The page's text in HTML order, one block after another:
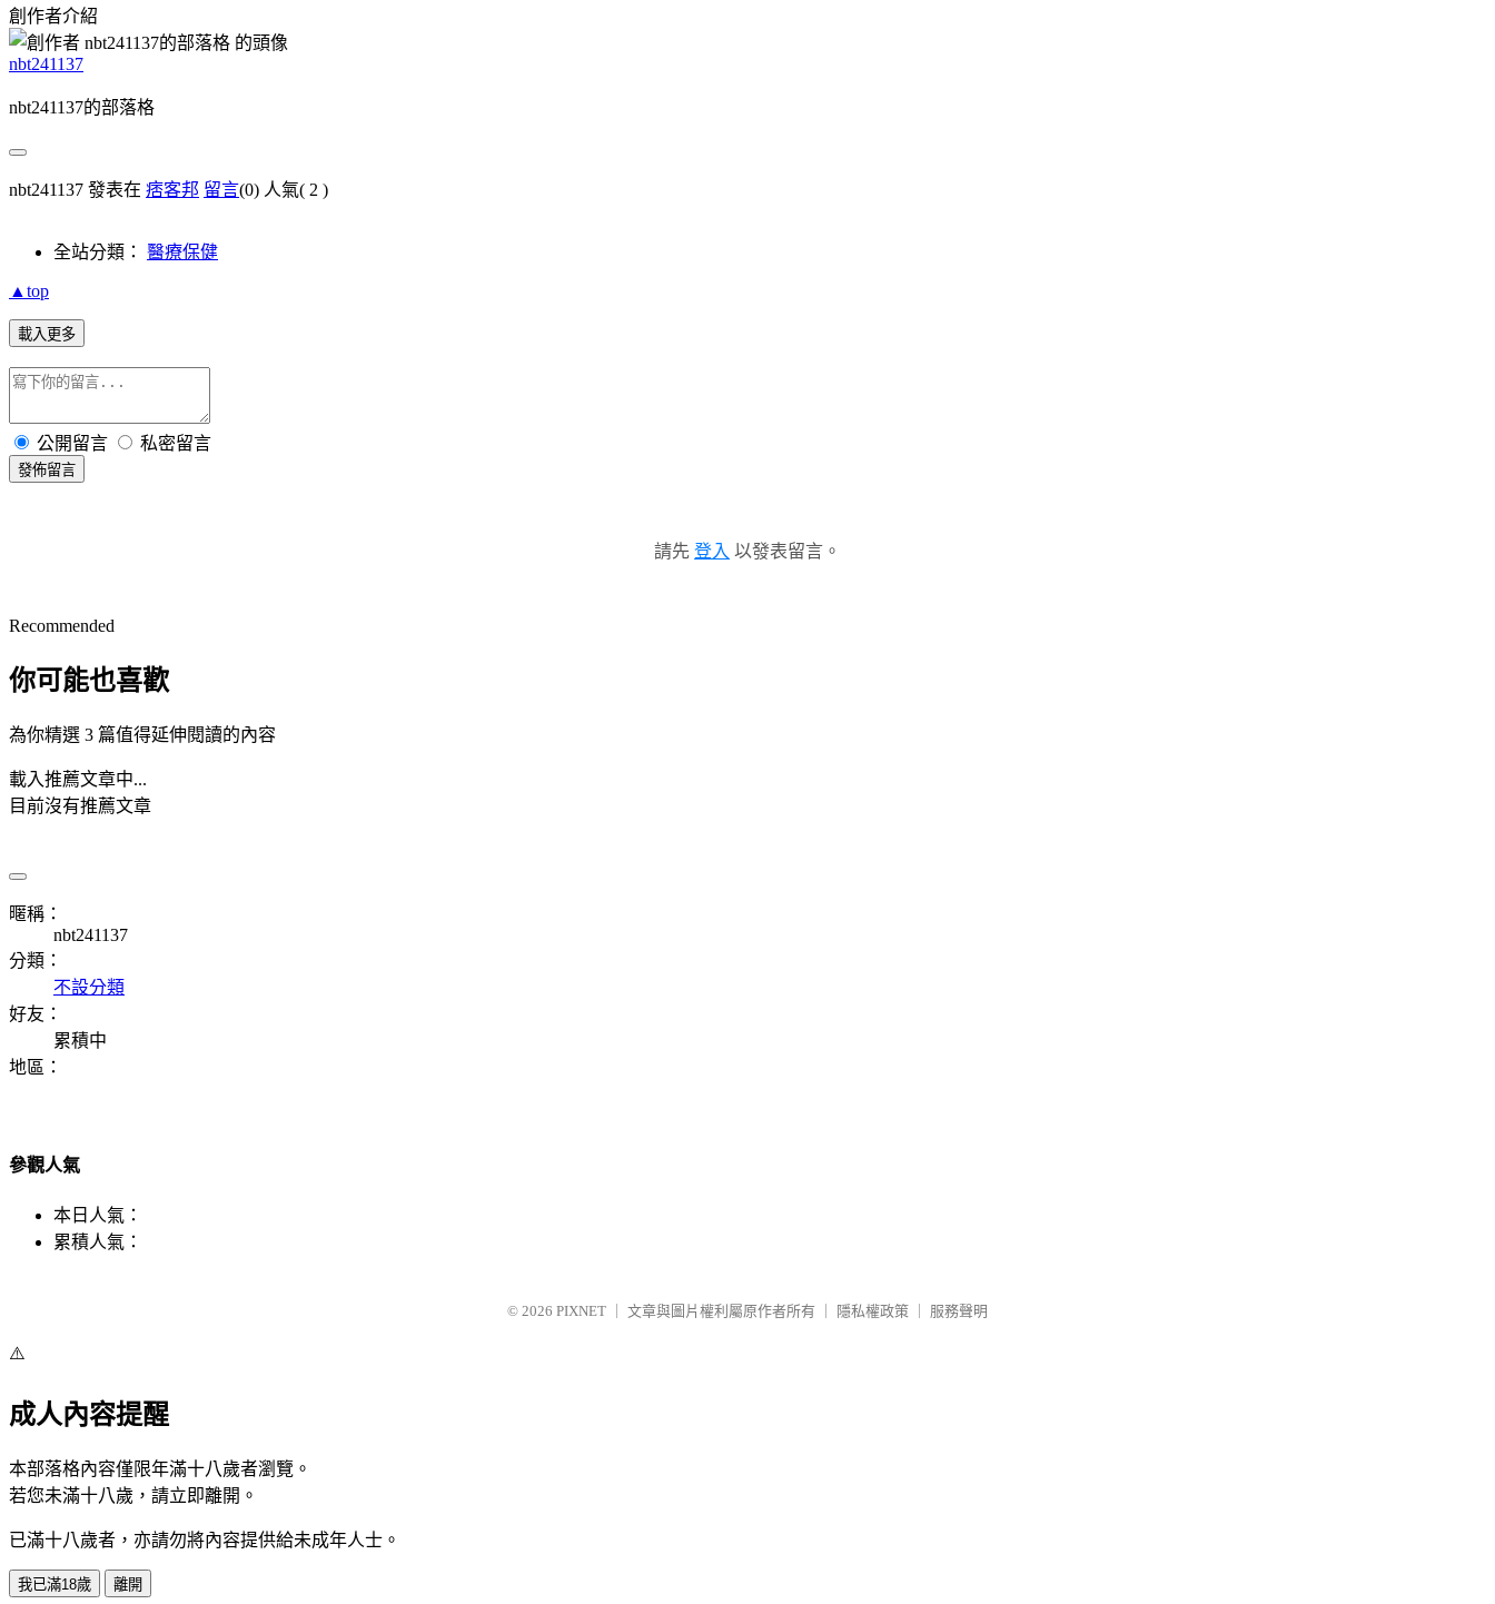
創作者介紹
nbt241137
nbt241137的部落格
nbt241137 發表在 痞客邦 留言(0) 人氣( 2 )
全站分類： 醫療保健
▲top
載入更多
公開留言 私密留言
發佈留言
請先 登入 以發表留言。
Recommended
你可能也喜歡
為你精選 3 篇值得延伸閱讀的內容
載入推薦文章中...
目前沒有推薦文章
暱稱：
nbt241137
分類：
不設分類
好友：
累積中
地區：
參觀人氣
本日人氣：
累積人氣：
© 2026 PIXNET 文章與圖片權利屬原作者所有 隱私權政策 服務聲明
⚠️
成人內容提醒
本部落格內容僅限年滿十八歲者瀏覽。
若您未滿十八歲，請立即離開。
已滿十八歲者，亦請勿將內容提供給未成年人士。
我已滿18歲 離開